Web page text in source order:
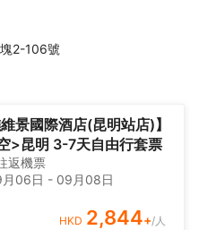
2-106號
維景國際酒店(昆明站店)】
>昆明 3-7天自由行套票
返機票
06日 - 09月08日
HKD 2,844+/人